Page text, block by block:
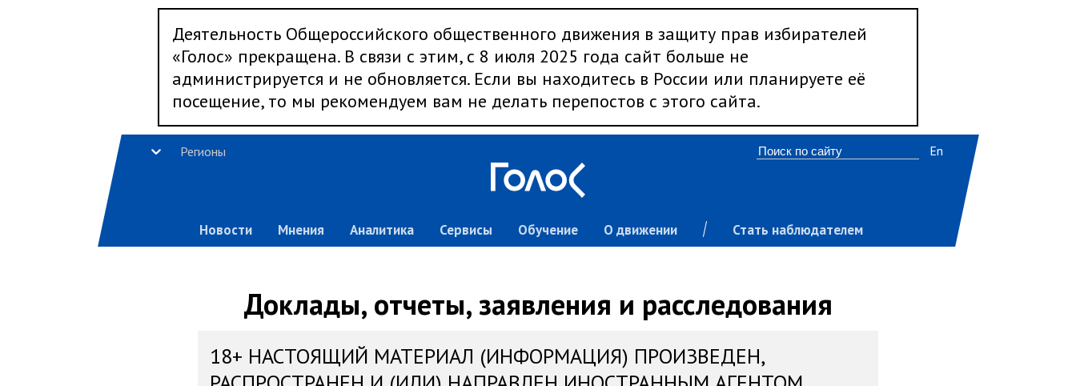
Деятельность Общероссийского общественного движения в защиту прав избирателей
«Голос» прекращена. В связи с этим, с 8 июля 2025 года сайт больше не
администрируется и не обновляется. Если вы находитесь в России или планируете её
посещение, то мы рекомендуем вам не делать перепостов с этого сайта.
Регионы
Новости Мнения Аналитика Сервисы Обучение О движении Стать наблюдателем
En
Доклады, отчеты, заявления и расследования
18+ НАСТОЯЩИЙ МАТЕРИАЛ (ИНФОРМАЦИЯ) ПРОИЗВЕДЕН,